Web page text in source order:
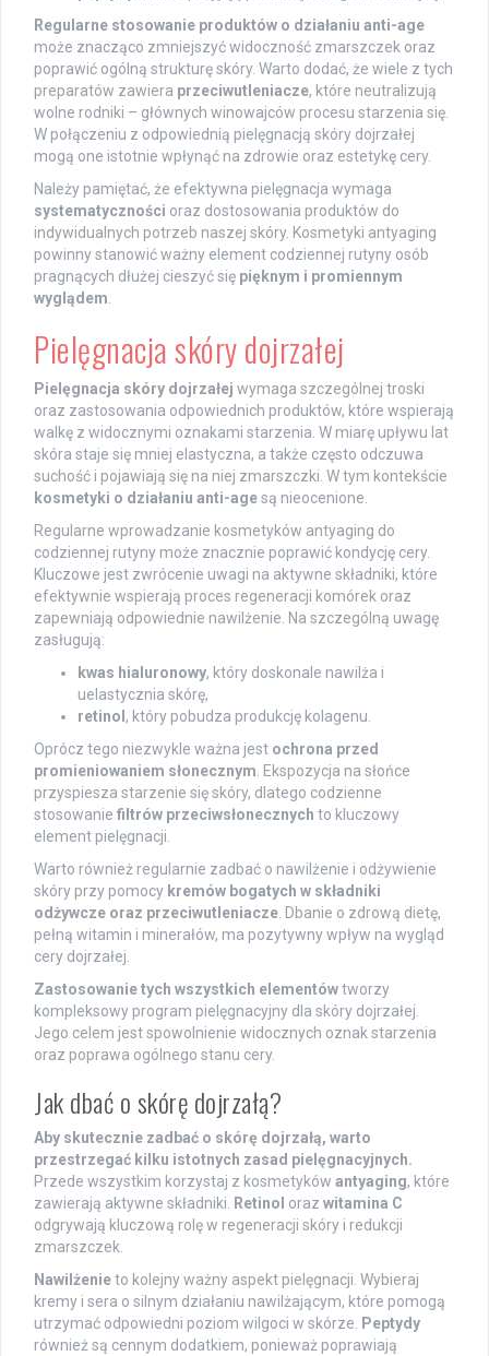
Regularne stosowanie produktów o działaniu anti-age
może znacząco zmniejszyć widoczność zmarszczek oraz
poprawić ogólną strukturę skóry. Warto dodać, że wiele z tych
preparatów zawiera przeciwutleniacze, które neutralizują
wolne rodniki – głównych winowajców procesu starzenia się.
W połączeniu z odpowiednią pielęgnacją skóry dojrzałej
mogą one istotnie wpłynąć na zdrowie oraz estetykę cery.
Należy pamiętać, że efektywna pielęgnacja wymaga
systematyczności oraz dostosowania produktów do
indywidualnych potrzeb naszej skóry. Kosmetyki antyaging
powinny stanowić ważny element codziennej rutyny osób
pragnących dłużej cieszyć się pięknym i promiennym
wyglądem
Pielęgnacja skóry dojrzałej
Pielęgnacja skóry dojrzałej wymaga szczególnej troski
oraz zastosowania odpowiednich produktów, które wspierają
walkę z widocznymi oznakami starzenia. W miarę upływu lat
skóra staje się mniej elastyczna, a także często odczuwa
suchość i pojawiają się na niej zmarszczki. W tym kontekście
kosmetyki o działaniu anti-agesą nieocenione.
Regularne wprowadzanie kosmetyków antyaging do
codziennej rutyny może znacznie poprawić kondycję cery.
Kluczowe jest zwrócenie uwagi na aktywne składniki, które
efektywnie wspierają proces regeneracji komórek oraz
zapewniają odpowiednie nawilżenie. Na szczególną uwagę
zasługują:
kwas hialuronowy, który doskonale nawilża i
uelastycznia skórę,
retinol, który pobudza produkcję kolagenu.
Oprócz tego niezwykle ważna jest ochrona przed
promieniowaniem słonecznym . Ekspozycja na słońce
przyspiesza starzenie się skóry, dlatego codzienne
stosowanie filtrów przeciwsłonecznych to kluczowy
element pielęgnacji.
Warto również regularnie zadbać o nawilżenie i odżywienie
skóry przy pomocy kremów bogatych w składniki
odżywcze oraz przeciwutleniacze . Dbanie o zdrową dietę,
pełną witamin i minerałów, ma pozytywny wpływ na wygląd
cery dojrzałej.
Zastosowanie tych wszystkich elementówtworzy
kompleksowy program pielęgnacyjny dla skóry dojrzałej.
Jego celem jest spowolnienie widocznych oznak starzenia
oraz poprawa ogólnego stanu cery.
Jak dbać o skórę dojrzałą?
Aby skutecznie zadbać o skórę dojrzałą, warto
przestrzegać kilku istotnych zasad pielęgnacyjnych.
Przede wszystkim korzystaj z kosmetyków antyaging, które
zawierają aktywne składniki. Retinol oraz witamina C
odgrywają kluczową rolę w regeneracji skóry i redukcji
zmarszczek.
Nawilżenieto kolejny ważny aspekt pielęgnacji. Wybieraj
kremy i sera o silnym działaniu nawilżającym, które pomogą
utrzymać odpowiedni poziom wilgoci w skórze. Peptydy
również są cennym dodatkiem, ponieważ poprawiają